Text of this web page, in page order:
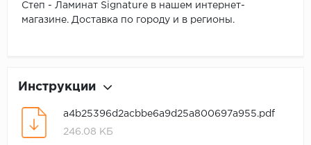
Степ - Ламинат Signature в нашем интернет-
магазине. Доставка по городу и в регионы.
Инструкции
a4b25396d2acbbe6a9d25a800697a955.pdf
246.08 КБ